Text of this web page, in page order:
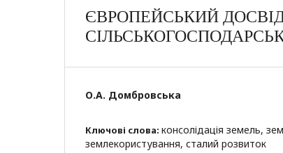
ЄВРОПЕЙСЬКИЙ
О.А. Домбровська
Ключові слова: консолідація земель,
землекористування, сталий розвиток